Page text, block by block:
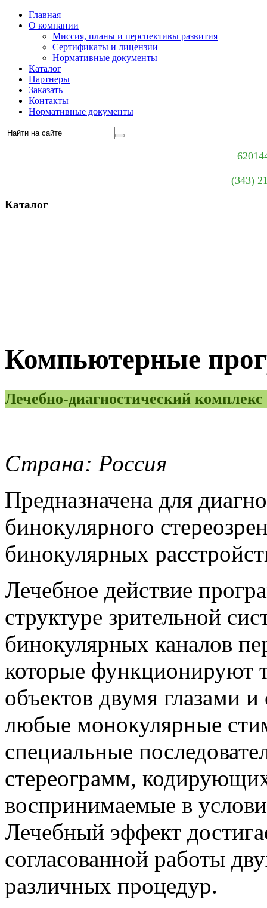
Главная
О компании
Миссия, планы и перспективы развития
Сертификаты и лицензии
Нормативные документы
Каталог
Партнеры
Заказать
Контакты
Нормативные документы
(343)
Каталог
Компьютерные
Лечебно-диагностический
Страна: Россия
Предназначена для
бинокулярного
бинокулярных
Лечебное действие
структуре зрительной
бинокулярных каналов
которые функционируют
объектов двумя глазами
любые монокулярные
специальные
стереограмм,
воспринимаемые в
Лечебный эффект
согласованной работы
различных процедур.